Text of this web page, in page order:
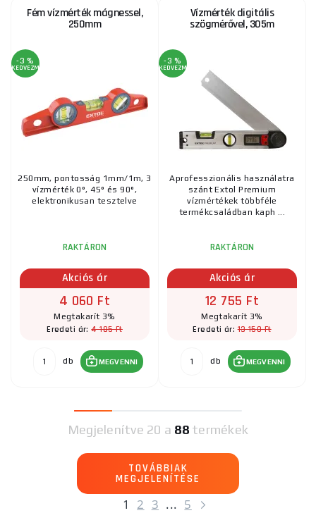
Fém vízmérték mágnessel,
250mm
-3 %
KEDVEZMÉNY
250mm, pontosság 1mm/1m, 3
vízmérték 0°, 45° és 90°,
elektronikusan tesztelve
RAKTÁRON
Akciós ár
4 060 Ft
Megtakarít 3%
Eredeti ár:4 185 Ft
db MEGVENNI
Vízmérték digitális
szögmérővel, 305m
-3 %
KEDVEZMÉNY
Aprofesszionális használatra
szánt Extol Premium
vízmértékek többféle
termékcsaládban kaph ...
RAKTÁRON
Akciós ár
12 755 Ft
Megtakarít 3%
Eredeti ár:13 150 Ft
db MEGVENNI
1 2 3 ... 5
Megjelenítve 20 a 88termékek
TOVÁBBIAK
MEGJELENÍTÉSE